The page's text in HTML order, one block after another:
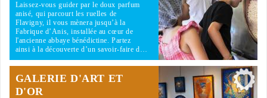
Laissez-vous guider par le doux parfum
anisé, qui parcourt les ruelles de
Flavigny, il vous mènera jusqu’à la
Fabrique d’Anis, installée au cœur de
l'ancienne abbaye bénédictine. Partez
ainsi à la découverte d’un savoir-faire d…
GALERIE D'ART ET
D'OR